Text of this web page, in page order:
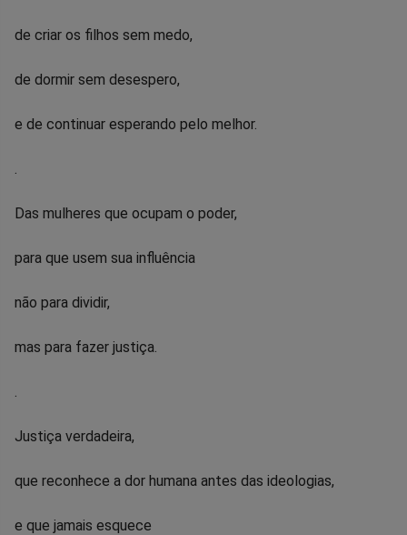
de criar os filhos sem medo,
de dormir sem desespero,
e de continuar esperando pelo melhor.
Das mulheres que ocupam o poder,
para que usem sua influência
não para dividir,
mas para fazer justiça.
Justiça verdadeira,
que reconhece a dor humana antes das ideologias,
e que jamais esquece